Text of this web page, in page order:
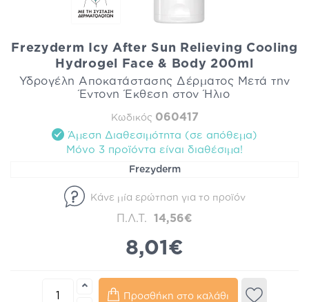
Frezyderm Icy After Sun Relieving Cooling
Hydrogel Face & Body 200ml
Υδρογέλη Αποκατάστασης Δέρματος Μετά την
Έντονη Έκθεση στον Ήλιο
Κωδικός 060417
Άμεση Διαθεσιμότητα (σε απόθεμα)
Mόνο 3 προϊόντα είναι διαθέσιμα!
Frezyderm
Κάνε μία ερώτηση για το προϊόν
Π.Λ.Τ. 14,56€
8,01€
Προσθήκη στο καλάθι